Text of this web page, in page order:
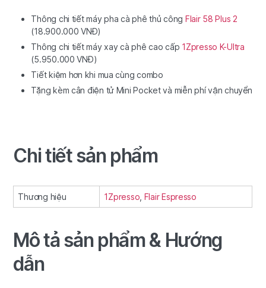
Thông chi tiết máy pha cà phê thủ công Flair 58 Plus 2
(18.900.000 VNĐ)
Thông chi tiết máy xay cà phê cao cấp 1Zpresso K-Ultra
(5.950.000 VNĐ)
Tiết kiệm hơn khi mua cùng combo
Tặng kèm cân điện tử Mini Pocket và miễn phí vận chuyển
Chi tiết sản phẩm
Thương hiệu 1Zpresso Flair Espresso
Mô tả sản phẩm & Hướng
dẫn